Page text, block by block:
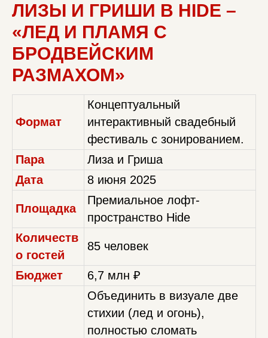
ЛИЗЫ И ГРИШИ В HIDE –
«ЛЕД И ПЛАМЯ С
БРОДВЕЙСКИМ
РАЗМАХОМ»
Формат
Концептуальный
интерактивный свадебный
фестиваль с зонированием.
Пара
Лиза и Гриша
Дата
8 июня 2025
Площадка
Премиальное лофт-
пространство Hide
Количеств
о гостей
85 человек
Бюджет 6,7 млн ₽
Объединить в визуале две
стихии (лед и огонь),
полностью сломать